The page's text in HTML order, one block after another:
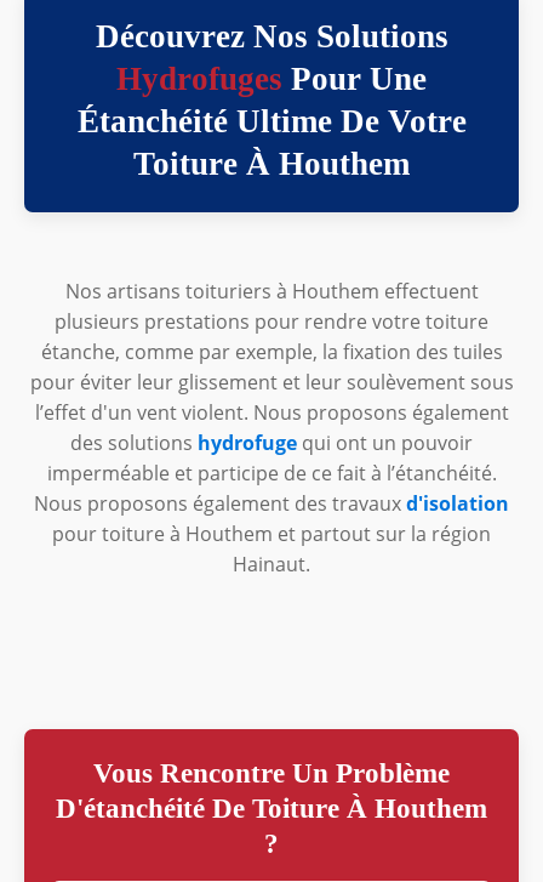
Découvrez Nos Solutions
Hydrofuges Pour Une
Étanchéité Ultime De Votre
Toiture À Houthem
Nos artisans toituriers à Houthem effectuent
plusieurs prestations pour rendre votre toiture
étanche, comme par exemple, la fixation des tuiles
pour éviter leur glissement et leur soulèvement sous
l’effet d'un vent violent. Nous proposons également
des solutions hydrofuge qui ont un pouvoir
imperméable et participe de ce fait à l’étanchéité.
Nous proposons également des travauxd'isolation
pour toiture à Houthem et partout sur la région
Hainaut.
Vous Rencontre Un Problème
D'étanchéité De Toiture À Houthem
?